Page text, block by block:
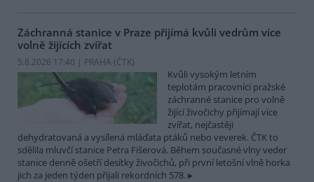
Záchranná stanice v Praze přijímá kvůli vedrům více
volně žijících zvířat
5.8.2026 17:40 | PRAHA (ČTK)
Kvůli vysokým letním
teplotám pracovníci pražské
záchranné stanice pro volně
žijící živočichy přijímají více
zvířat, nejčastěji
dehydratovaná a vysílená mláďata ptáků nebo veverek. ČTK to
sdělila mluvčí stanice Petra Fišerová. Během současné vlny veder
stanice denně ošetří desítky živočichů, při první letošní vlně horka
jich za jeden týden přijali rekordních 578.